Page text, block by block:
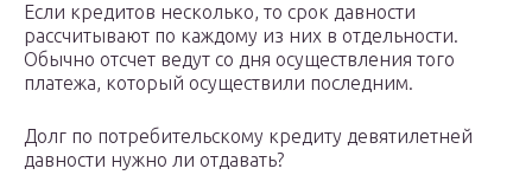
Если кредитов несколько, то срок давности
рассчитывают по каждому из них в отдельности.
Обычно отсчет ведут со дня осуществления того
платежа, который осуществили последним.
Долг по потребительскому кредиту девятилетней
давности нужно ли отдавать?